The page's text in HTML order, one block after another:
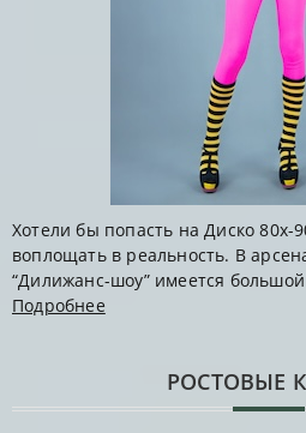
Хотели бы попасть на Диско 80х-
воплощать в реальность. В
“Дилижанс-шоу” имеется
Подробнее
РОСТОВЫЕ